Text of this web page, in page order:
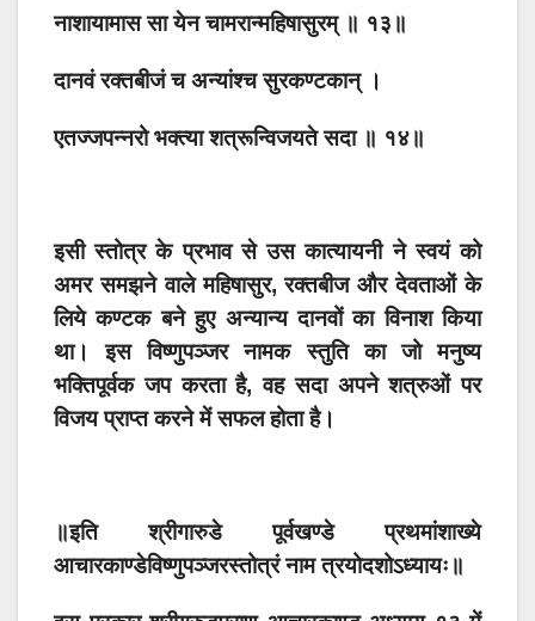
नाशायामास सा येन चामरान्महिषासुरम् ॥ १३॥
दानवं रक्तबीजं च अन्यांश्च सुरकण्टकान् ।
एतज्जपन्नरो भक्त्या शत्रून्विजयते सदा ॥ १४॥
इसी स्तोत्र के प्रभाव से उस कात्यायनी ने स्वयं को
अमर समझने वाले महिषासुर, रक्तबीज और देवताओं के
लिये कण्टक बने हुए अन्यान्य दानवों का विनाश किया
था। इस विष्णुपञ्जर नामक स्तुति का जो मनुष्य
भक्तिपूर्वक जप करता है, वह सदा अपने शत्रुओं पर
विजय प्राप्त करने में सफल होता है।
॥इति श्रीगारुडे पूर्वखण्डे प्रथमांशाख्ये
आचारकाण्डेविष्णुपञ्जरस्तोत्रं नाम त्रयोदशोऽध्यायः॥